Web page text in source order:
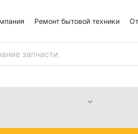
Ремонт бытовой техники